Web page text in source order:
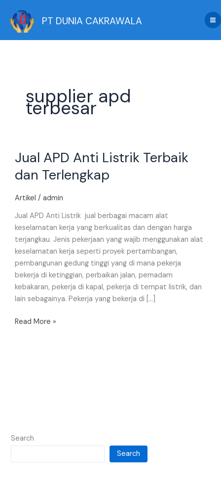
content
PT DUNIA CAKRAWALA
supplier apd
terbesar
Jual APD Anti Listrik Terbaik
dan Terlengkap
Artikel / admin
Jual APD Anti Listrik jual berbagai macam alat
keselamatan kerja yang berkualitas dan dengan harga
terjangkau. Jenis pekerjaan yang wajib menggunakan alat
keselamatan kerja seperti proyek pertambangan,
pembangunan gedung tinggi yang di mana pekerja
bekerja di ketinggian, perbaikan jalan, pemadam
kebakaran, pekerja di kapal, pekerja di tempat listrik, dan
lain sebagainya. Pekerja yang bekerja di […]
APD
Listrik
dan
Terlengkap
Read More »
Search
Search